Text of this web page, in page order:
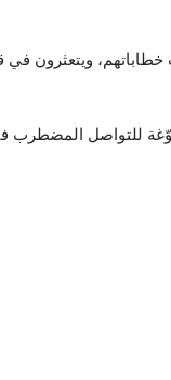
ويتعثرون في
المضطرب في